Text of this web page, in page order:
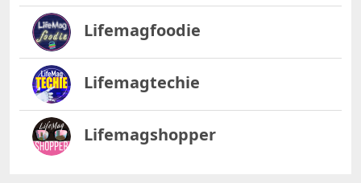
Lifemagfoodie
Lifemagtechie
Lifemagshopper